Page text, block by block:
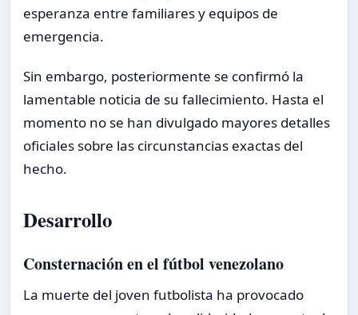
esperanza entre familiares y equipos de
emergencia.
Sin embargo, posteriormente se confirmó la
lamentable noticia de su fallecimiento. Hasta el
momento no se han divulgado mayores detalles
oficiales sobre las circunstancias exactas del
hecho.
Desarrollo
Consternación en el fútbol venezolano
La muerte del joven futbolista ha provocado